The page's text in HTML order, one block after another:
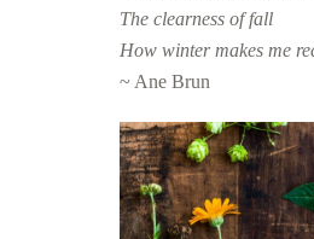
The clearness of fall
How winter makes me
~ Ane Brun